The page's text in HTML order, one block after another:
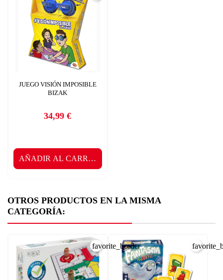
JUEGO VISIÓN IMPOSIBLE
BIZAK
Precio
34,99 €
AÑADIR AL CARRITO
OTROS PRODUCTOS EN LA MISMA
CATEGORÍA:
favorite_border